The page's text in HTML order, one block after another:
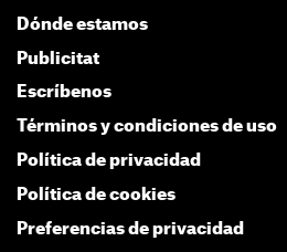
Dónde estamos
Publicitat
Escríbenos
Términos y condiciones de uso
Política de privacidad
Política de cookies
Preferencias de privacidad